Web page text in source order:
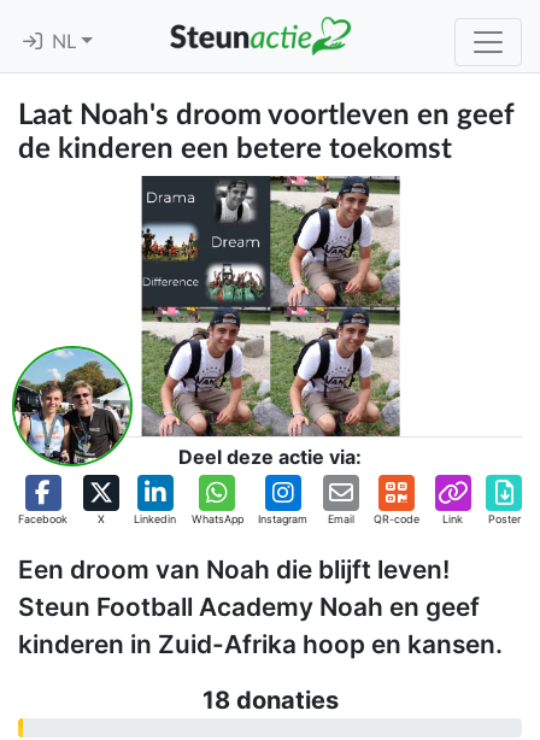
NL
Laat Noah's droom voortleven en geef
de kinderen een betere toekomst
Deel deze actie via:
Facebook X Linkedin WhatsApp Instagram Email QR-code Link Poster
Een droom van Noah die blijft leven!
Steun Football Academy Noah en geef
kinderen in Zuid-Afrika hoop en kansen.
18 donaties